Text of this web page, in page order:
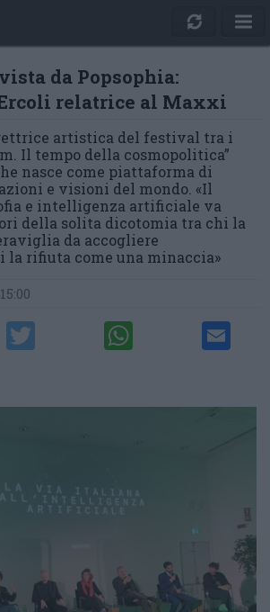
vista da Popsophia:
relatrice al Maxxi
artistica del festival tra i
Il tempo della cosmopolitica”
nasce come piattaforma di
e visioni del mondo. «Il
e intelligenza artificiale va
della solita dicotomia tra chi la
da accogliere
rifiuta come una minaccia»